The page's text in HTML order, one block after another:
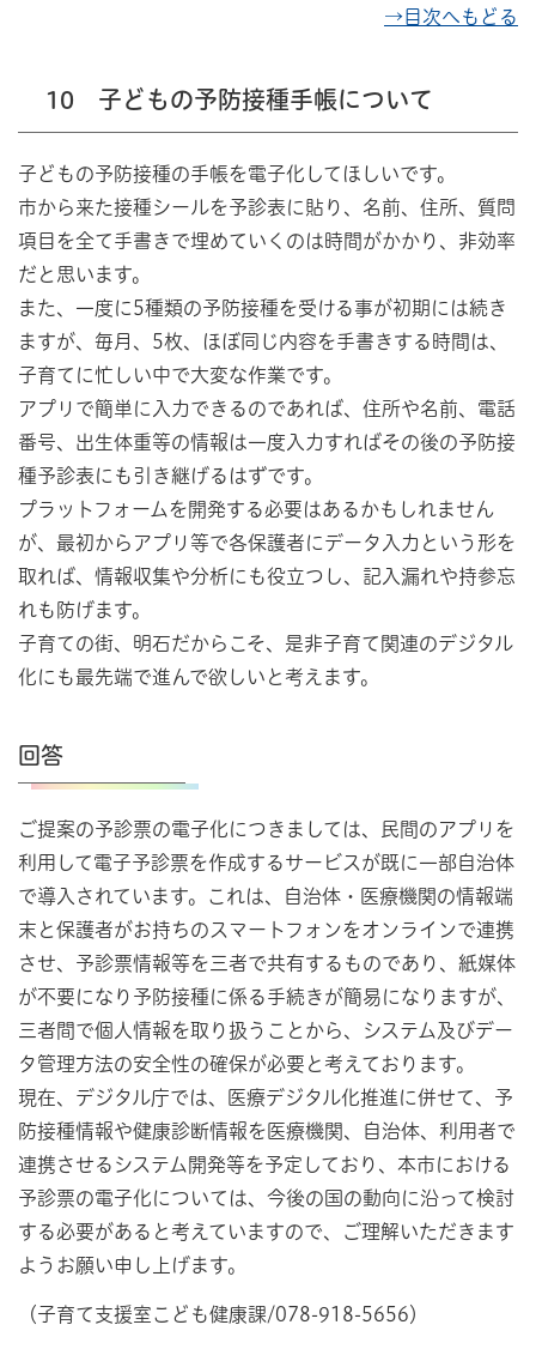
→目次へもどる
10 子どもの予防接種手帳について
子どもの予防接種の手帳を電子化してほしいです。
市から来た接種シールを予診表に貼り、名前、住所、質問
項目を全て手書きで埋めていくのは時間がかかり、非効率
だと思います。
また、一度に5種類の予防接種を受ける事が初期には続き
ますが、毎月、5枚、ほぼ同じ内容を手書きする時間は、
子育てに忙しい中で大変な作業です。
アプリで簡単に入力できるのであれば、住所や名前、電話
番号、出生体重等の情報は一度入力すればその後の予防接
種予診表にも引き継げるはずです。
プラットフォームを開発する必要はあるかもしれません
が、最初からアプリ等で各保護者にデータ入力という形を
取れば、情報収集や分析にも役立つし、記入漏れや持参忘
れも防げます。
子育ての街、明石だからこそ、是非子育て関連のデジタル
化にも最先端で進んで欲しいと考えます。
回答
ご提案の予診票の電子化につきましては、民間のアプリを
利用して電子予診票を作成するサービスが既に一部自治体
で導入されています。これは、自治体・医療機関の情報端
末と保護者がお持ちのスマートフォンをオンラインで連携
させ、予診票情報等を三者で共有するものであり、紙媒体
が不要になり予防接種に係る手続きが簡易になりますが、
三者間で個人情報を取り扱うことから、システム及びデー
タ管理方法の安全性の確保が必要と考えております。
現在、デジタル庁では、医療デジタル化推進に併せて、予
防接種情報や健康診断情報を医療機関、自治体、利用者で
連携させるシステム開発等を予定しており、本市における
予診票の電子化については、今後の国の動向に沿って検討
する必要があると考えていますので、ご理解いただきます
ようお願い申し上げます。
（子育て支援室こども健康課/078-918-5656）